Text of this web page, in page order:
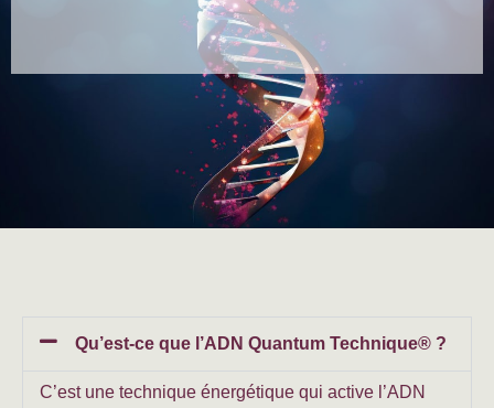
Qu’est-ce que l’ADN Quantum Technique® ?
C’est une technique énergétique qui active l’ADN